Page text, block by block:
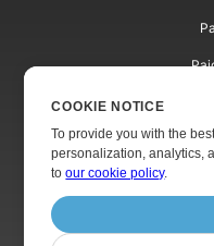
COOKIE NOTICE
To provide you with the
personalization, analytics,
toour cookie policy.